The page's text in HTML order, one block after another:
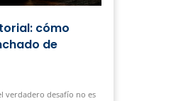
cómo
de
verdadero desafío no es